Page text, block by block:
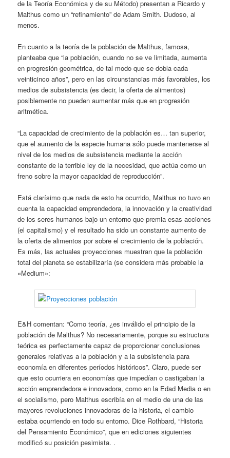
de la Teoría Económica y de su Método) presentan a Ricardo y
Malthus como un “refinamiento” de Adam Smith. Dudoso, al
menos.
En cuanto a la teoría de la población de Malthus, famosa,
planteaba que “la población, cuando no se ve limitada, aumenta
en progresión geométrica, de tal modo que se dobla cada
veinticinco años”, pero en las circunstancias más favorables, los
medios de subsistencia (es decir, la oferta de alimentos)
posiblemente no pueden aumentar más que en progresión
aritmética.
“La capacidad de crecimiento de la población es… tan superior,
que el aumento de la especie humana sólo puede mantenerse al
nivel de los medios de subsistencia mediante la acción
constante de la terrible ley de la necesidad, que actúa como un
freno sobre la mayor capacidad de reproducción”.
Está clarísimo que nada de esto ha ocurrido, Malthus no tuvo en
cuenta la capacidad emprendedora, la innovación y la creatividad
de los seres humanos bajo un entorno que premia esas acciones
(el capitalismo) y el resultado ha sido un constante aumento de
la oferta de alimentos por sobre el crecimiento de la población.
Es más, las actuales proyecciones muestran que la población
total del planeta se estabilizaría (se considera más probable la
«Medium»:
E&H comentan: “Como teoría, ¿es inválido el principio de la
población de Malthus? No necesariamente, porque su estructura
teórica es perfectamente capaz de proporcionar conclusiones
generales relativas a la población y a la subsistencia para
economía en diferentes períodos históricos”. Claro, puede ser
que esto ocurriera en economías que impedían o castigaban la
acción emprendedora e innovadora, como en la Edad Media o en
el socialismo, pero Malthus escribía en el medio de una de las
mayores revoluciones innovadoras de la historia, el cambio
estaba ocurriendo en todo su entorno. Dice Rothbard, “Historia
del Pensamiento Económico”, que en ediciones siguientes
modificó su posición pesimista. .